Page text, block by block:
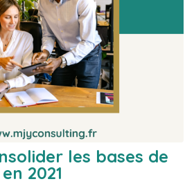
les bases de
2021